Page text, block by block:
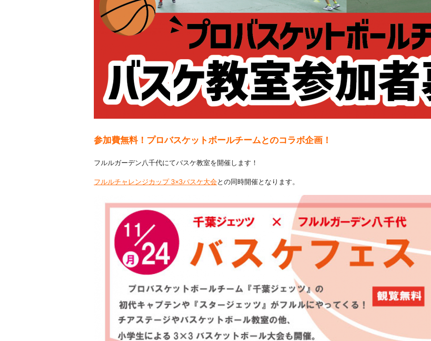
参加費無料！プロバスケットボールチームとのコラボ企画！
フルルガーデン八千代にてバスケ教室を開催します！
フルルチャレンジカップ 3×3バスケ大会との同時開催となります。